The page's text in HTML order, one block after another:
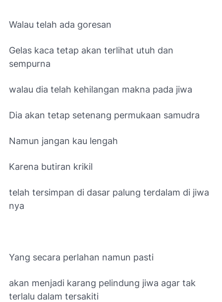
Walau telah ada goresan
Gelas kaca tetap akan terlihat utuh dan
sempurna
walau dia telah kehilangan makna pada jiwa
Dia akan tetap setenang permukaan samudra
Namun jangan kau lengah
Karena butiran krikil
telah tersimpan di dasar palung terdalam di jiwa
nya
Yang secara perlahan namun pasti
akan menjadi karang pelindung jiwa agar tak
terlalu dalam tersakiti